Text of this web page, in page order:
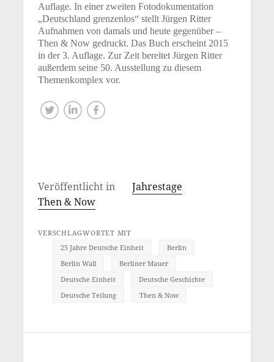
Auflage. In einer zweiten Fotodokumentation
„Deutschland grenzenlos“ stellt Jürgen Ritter
Aufnahmen von damals und heute gegenüber –
Then & Now gedruckt. Das Buch erscheint 2015
in der 3. Auflage. Zur Zeit bereitet Jürgen Ritter
außerdem seine 50. Ausstellung zu diesem
Themenkomplex vor.
Veröffentlicht in
Jahrestage
Then & Now
VERSCHLAGWORTET MIT
25 Jahre Deutsche Einheit
Berlin
Berlin Wall
Berliner Mauer
Deutsche Einheit
Deutsche Geschichte
Deutsche Teilung
Then & Now